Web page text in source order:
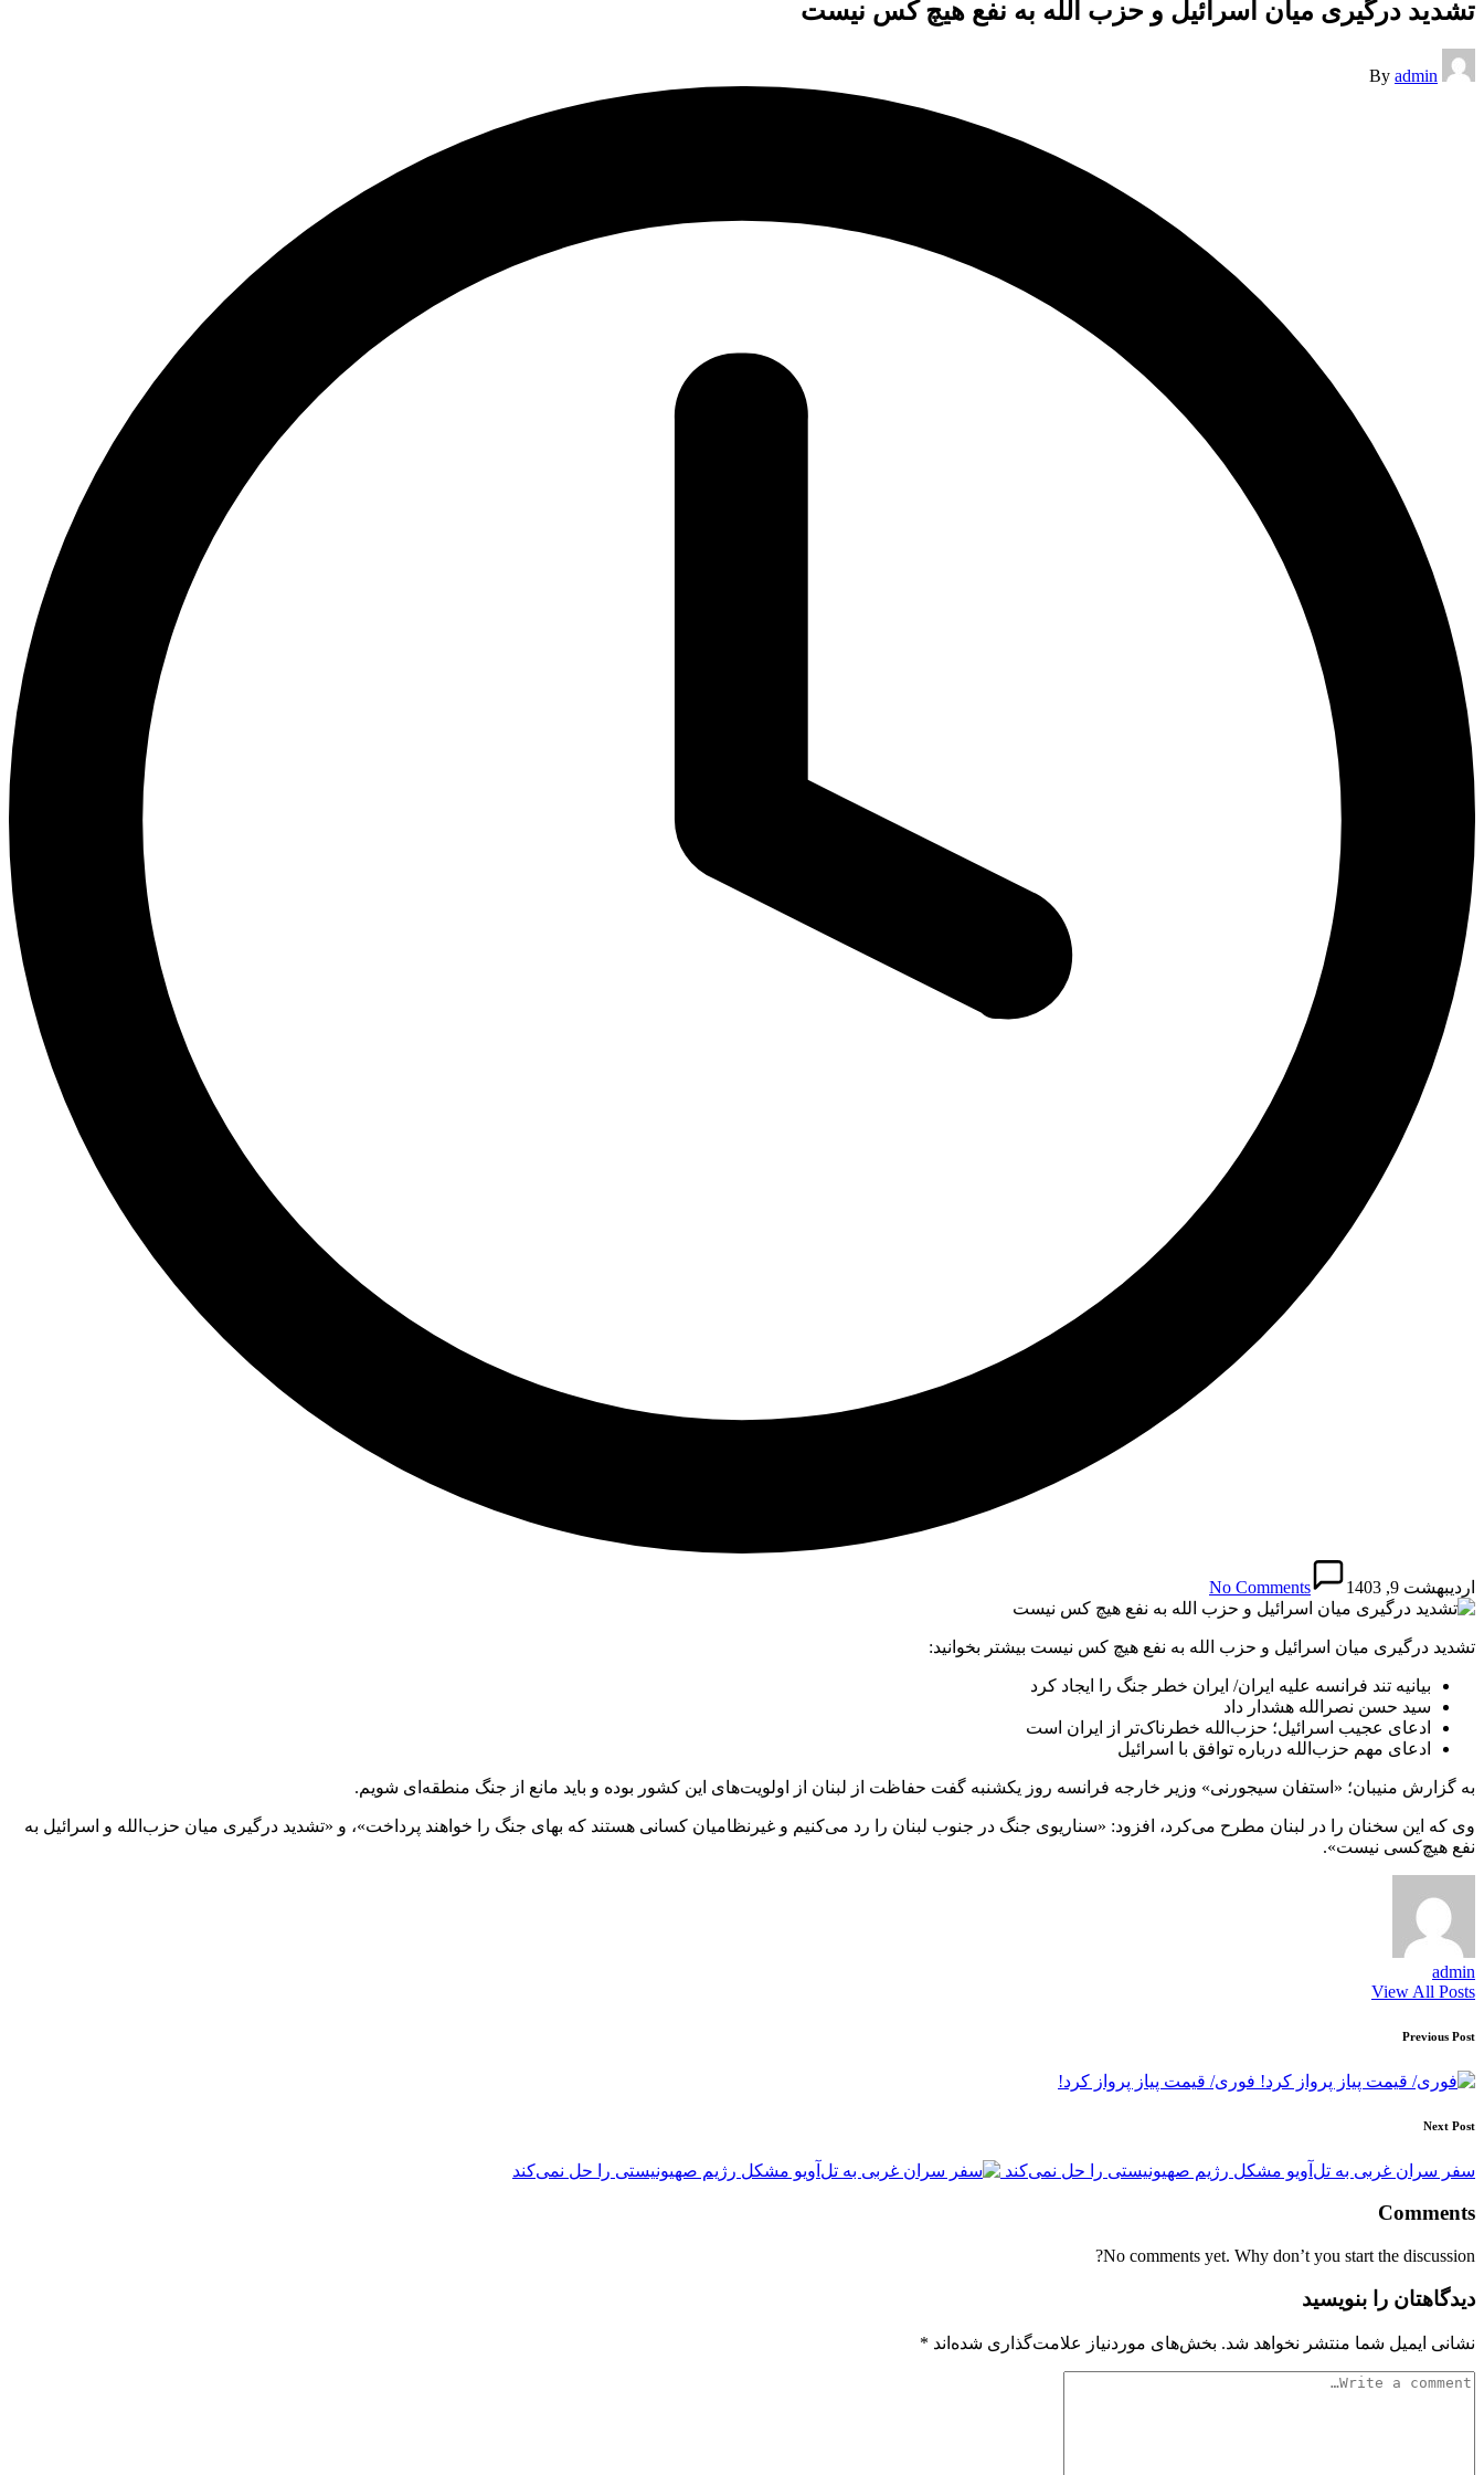
تشدید درگیری میان اسرائیل و حزب الله به نفع هیچ کس نیست
Posted
by
By admin
اردیبهشت 9, 1403 No Comments
تشدید درگیری میان اسرائیل و حزب الله به نفع هیچ کس نیست بیشتر بخوانید:
بیانیه تند فرانسه علیه ایران/ ایران خطر جنگ را ایجاد کرد
سید حسن نصرالله هشدار داد
ادعای عجیب اسرائیل؛ حزب‌الله خطرناک‌تر از ایران است
ادعای مهم حزب‌‌الله درباره توافق با اسرائیل
به گزارش منیبان؛ «استفان سیجورنی» وزیر خارجه فرانسه روز یکشنبه گفت حفاظت از لبنان از اولویت‌های این کشور بوده و باید مانع از جنگ منطقه‌ای شویم.
وی که این سخنان را در لبنان مطرح می‌کرد، افزود: «سناریوی جنگ در جنوب لبنان را رد می‌کنیم و غیرنظامیان کسانی هستند که بهای جنگ را خواهند پرداخت»، و «تشدید درگیری میان حزب‌الله و اسرائیل به
نفع هیچ‌کسی نیست».
admin
View All Posts
Post
navigation
Previous Post
فوری/ قیمت پیاز پرواز کرد!
Next Post
سفر سران غربی به تل‌آویو مشکل رژیم صهیونیستی را حل نمی‌کند
Comments
No comments yet. Why don’t you start the discussion?
دیدگاهتان را بنویسید
نشانی ایمیل شما منتشر نخواهد شد. بخش‌های موردنیاز علامت‌گذاری شده‌اند *